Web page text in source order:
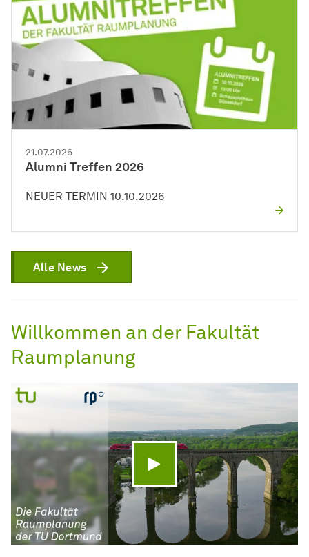
21.07.2026
Alumni Treffen 2026
NEUER TERMIN 10.10.2026
Alle News
Willkommen an der Fakultät
Raumplanung
Video abspielen